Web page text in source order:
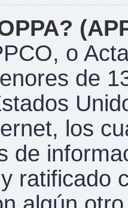
o
de
los
de
ratificado